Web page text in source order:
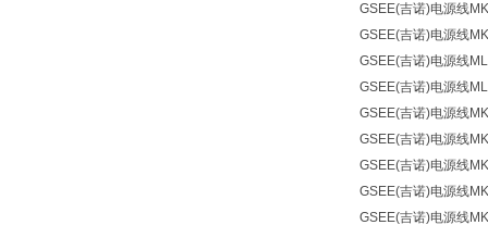
GSEE(吉诺)电源线
GSEE(吉诺)电源线
GSEE(吉诺)电源线
GSEE(吉诺)电源线
GSEE(吉诺)电源线
GSEE(吉诺)电源线
GSEE(吉诺)电源线
GSEE(吉诺)电源线
GSEE(吉诺)电源线